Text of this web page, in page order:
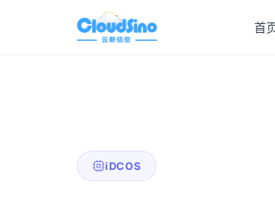
首
iDCOS